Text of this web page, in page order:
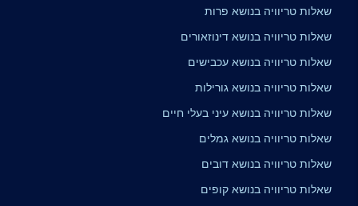
שאלות טריוויה בנושא פרות
שאלות טריוויה בנושא דינוזאורים
שאלות טריוויה בנושא עכבישים
שאלות טריוויה בנושא גורילות
שאלות טריוויה בנושא עיני בעלי חיים
שאלות טריוויה בנושא גמלים
שאלות טריוויה בנושא דובים
שאלות טריוויה בנושא קופים